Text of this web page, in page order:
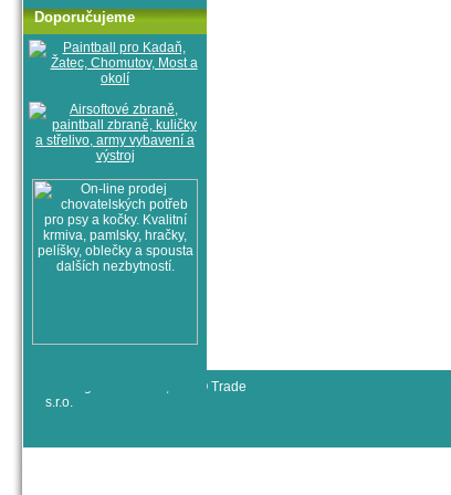
Doporučujeme
© All rights reserved, RYJO Trade
s.r.o.